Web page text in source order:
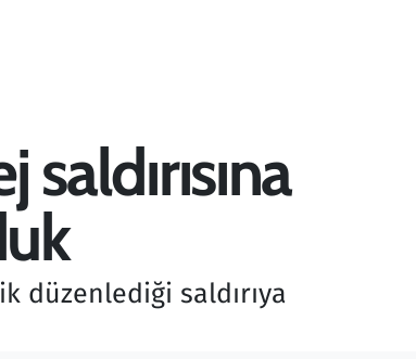
düzenlediği saldırıya